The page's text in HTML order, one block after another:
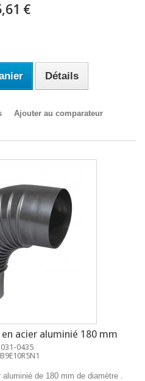
€
Détails
Ajouter au comparateur
acier aluminié 180 mm
0435
aluminié de 180 mm de diamètre .